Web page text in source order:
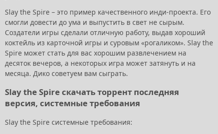
Slay the Spire – это пример качественного инди-проекта. Его
смогли довести до ума и выпустить в свет не сырым.
Создатели игры сделали отличную работу, выдав хороший
коктейль из карточной игры и суровым «рогаликом». Slay the
Spire может стать для вас хорошим развлечением на
десяток вечеров, а некоторых игра может затянуть и на
месяца. Дико советуем вам сыграть.
Slay the Spire скачать торрент последняя
версия, системные требования
Slay the Spire системные требования: